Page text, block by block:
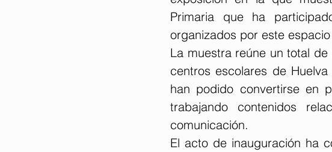
Primaria que ha
organizados por este
La muestra reúne un total
centros escolares de
han podido convertirse en
trabajando contenidos
comunicación.
El acto de inauguración ha